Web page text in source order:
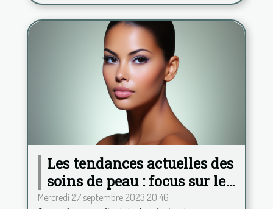
Les tendances actuelles des
soins de peau : focus sur le
Hydrafacial
Mercredi 27 septembre 2023 20:46